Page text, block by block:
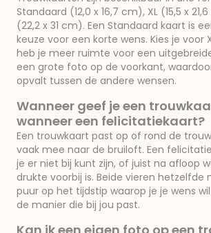
Standaard (12,0 x 16,7 cm), XL (15,5 x
(22,2 x 31 cm). Een Standaard kaart is
keuze voor een korte wens. Kies je voor
heb je meer ruimte voor een
een grote foto op de voorkant,
opvalt tussen de andere wensen.
Wanneer geef je een
wanneer een felicitatiekaart?
Een trouwkaart past op of rond de
vaak mee naar de bruiloft. Een
je er niet bij kunt zijn, of juist na afloop
drukte voorbij is. Beide vieren hetzelfde
puur op het tijdstip waarop je je wens
de manier die bij jou past.